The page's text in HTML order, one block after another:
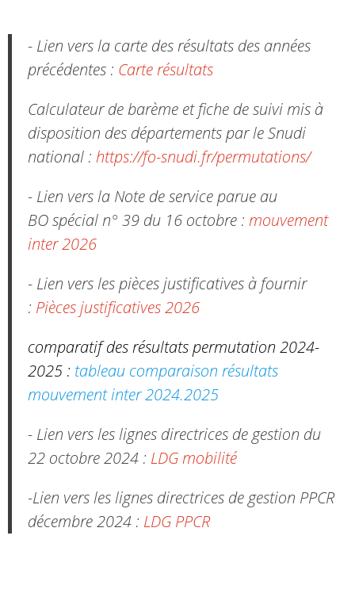
- Lien vers la carte des résultats des années
précédentes : Carte résultats
Calculateur de barème et fiche de suivi mis à
disposition des départements par le Snudi
national : https://fo-snudi.fr/permutations/
- Lien vers la Note de service parue au
BO spécial n° 39 du 16 octobre : mouvement
inter 2026
- Lien vers les pièces justificatives à fournir
: Pièces justificatives 2026
comparatif des résultats permutation 2024-
2025 : tableau comparaison résultats
mouvement inter 2024.2025
- Lien vers les lignes directrices de gestion du
22 octobre 2024 : LDG mobilité
-Lien vers les lignes directrices de gestion PPCR
décembre 2024 : LDG PPCR